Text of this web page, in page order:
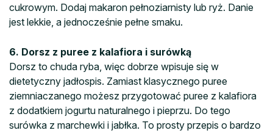
cukrowym. Dodaj makaron pełnoziarnisty lub ryż. Danie
jest lekkie, a jednocześnie pełne smaku.
6. Dorsz z puree z kalafiora i surówką
Dorsz to chuda ryba, więc dobrze wpisuje się w
dietetyczny jadłospis. Zamiast klasycznego puree
ziemniaczanego możesz przygotować puree z kalafiora
z dodatkiem jogurtu naturalnego i pieprzu. Do tego
surówka z marchewki i jabłka. To prosty przepis o bardzo